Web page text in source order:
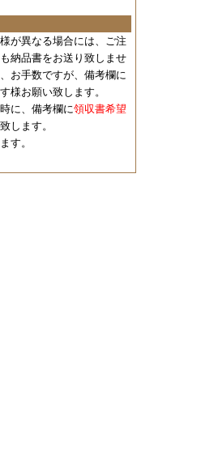
が異なる場合には、 ご注
納品書をお送り致しませ
お手数ですが、備考欄に
様お願い致します。
に、備考欄に領収書希望
します。
す。